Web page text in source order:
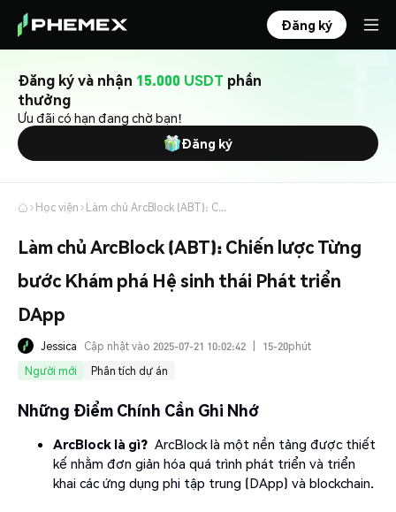
Đăng ký
Đăng ký và nhận 15.000 USDT phần
thưởng
Ưu đãi có hạn đang chờ bạn!
Đăng ký
Học viện Làm chủ ArcBlock (ABT): Chiến lược Từng bước Khám phá Hệ sinh thái Phát triển DApp
Làm chủ ArcBlock (ABT): Chiến lược Từng
bước Khám phá Hệ sinh thái Phát triển
DApp
Jessica Cập nhật vào 2025-07-21 10:02:42
15-20phút
Người mới
Phân tích dự án
Những Điểm Chính Cần Ghi Nhớ
ArcBlock là gì? ArcBlock là một nền tảng được thiết
kế nhằm đơn giản hóa quá trình phát triển và triển
khai các ứng dụng phi tập trung (DApp) và blockchain.